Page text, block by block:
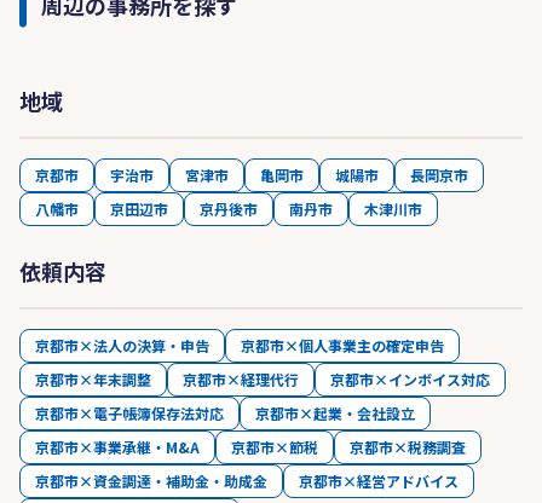
地域
京都市 宇治市 宮津市 亀岡市 城陽市
長岡京市
八幡市
京田辺市 京丹後市 南丹市 木津川市
依頼内容
京都市×法人の決算・申告
京都市×個人事業主の確定申告
京都市×年末調整
京都市×経理代行
京都市×インボイス対応
京都市×電子帳簿保存法対応
京都市×起業・会社設立
京都市×事業承継・M&A
京都市×節税
京都市×税務調査
京都市×資金調達・補助金・助成金
京都市×経営アドバイス